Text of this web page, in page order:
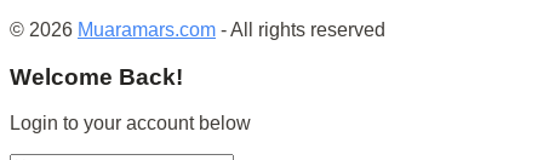
© 2026 Muaramars.com - All rights reserved
Welcome Back!
Login to your account below